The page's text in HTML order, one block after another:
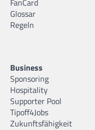
FanCard
Glossar
Regeln
Business
Sponsoring
Hospitality
Supporter Pool
Tipoff4Jobs
Zukunftsfähigkeit